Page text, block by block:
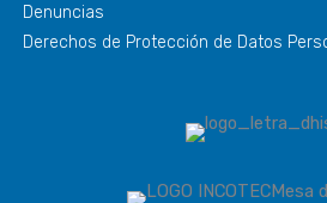
Denuncias
Derechos de Protección de Datos